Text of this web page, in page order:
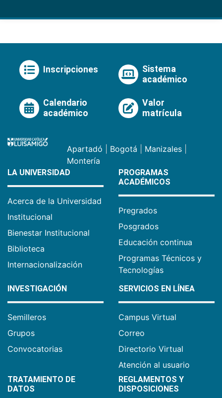
Inscripciones
Sistema
académico
Calendario
académico
Valor
matrícula
Apartadó Bogotá Manizales
Montería
LA UNIVERSIDAD
Acerca de la Universidad
Institucional
Bienestar Institucional
Biblioteca
Internacionalización
PROGRAMAS
ACADÉMICOS
Pregrados
Posgrados
Educación continua
Programas Técnicos y
Tecnologías
INVESTIGACIÓN
Semilleros
Grupos
Convocatorias
SERVICIOS EN LÍNEA
Campus Virtual
Correo
Directorio Virtual
Atención al usuario
TRATAMIENTO DE
DATOS
REGLAMENTOS Y
DISPOSICIONES